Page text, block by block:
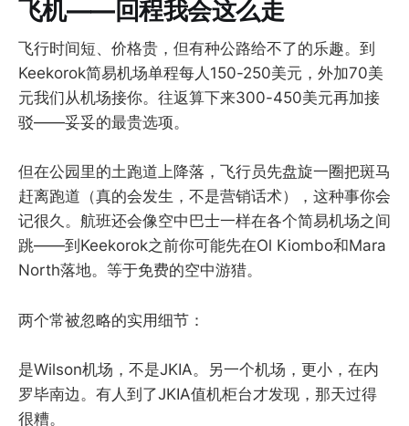
飞机——回程我会这么走
飞行时间短、价格贵，但有种公路给不了的乐趣。到
Keekorok简易机场单程每人150-250美元，外加70美
元我们从机场接你。往返算下来300-450美元再加接
驳——妥妥的最贵选项。
但在公园里的土跑道上降落，飞行员先盘旋一圈把斑马
赶离跑道（真的会发生，不是营销话术），这种事你会
记很久。航班还会像空中巴士一样在各个简易机场之间
跳——到Keekorok之前你可能先在Ol Kiombo和Mara
North落地。等于免费的空中游猎。
两个常被忽略的实用细节：
是Wilson机场，不是JKIA。另一个机场，更小，在内
罗毕南边。有人到了JKIA值机柜台才发现，那天过得
很糟。